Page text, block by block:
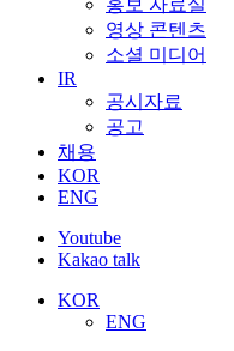
홍보 자료실
영상 콘텐츠
소셜 미디어
IR
공시자료
공고
채용
KOR
ENG
Youtube
Kakao talk
KOR
ENG